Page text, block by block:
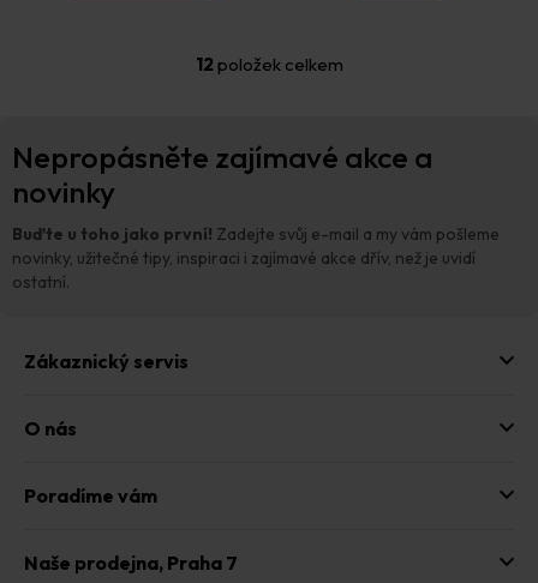
O
d
í
p
12 položek celkem
Nepropásněte zajímavé akce a
novinky
Buďte u toho jako první! Zadejte svůj e-mail a my vám pošleme
novinky, užitečné tipy, inspiraci i zajímavé akce dřív, než je uvidí
ostatní.
Zákaznický servis
O nás
Poradíme vám
Naše prodejna, Praha 7